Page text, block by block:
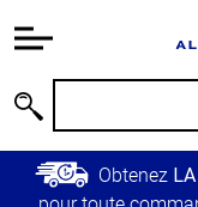
relative à
Passer
contenu
principal
Obtenez